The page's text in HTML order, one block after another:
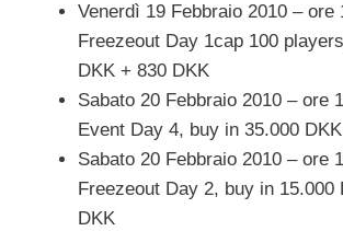
Venerdì 19 Febbraio 2010 – ore
Freezeout Day 1cap 100
DKK + 830 DKK
Sabato 20 Febbraio 2010 – ore
Event Day 4, buy in 35.000
Sabato 20 Febbraio 2010 – ore
Freezeout Day 2, buy in 15.000
DKK